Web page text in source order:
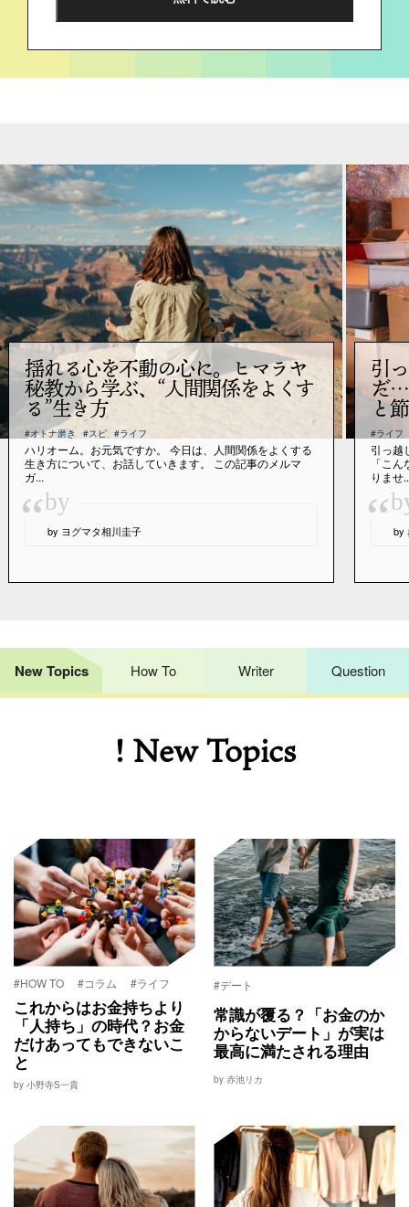
揺れる心を不動の心に。ヒマラヤ
秘教から学ぶ、“人間関係をよくす
る”生き方
#オトナ磨き #スピ #ライフ
ハリオーム。お元気ですか。 今日は、人間関係をよくする
生き方について、お話していきます。 この記事のメルマ
ガ...
“by
by ヨグマタ相川圭子
引
だ…
と
#ライフ
引っ越
「こ
りませ
“ by
New Topics How To Writer Question
! New Topics
#HOW TO #コラム #ライフ
これからはお金持ちより
「人持ち」の時代？お金
だけあってもできないこ
と
by 小野寺S一貴
#デート
常識が覆る？「お金のか
からないデート」が実は
最高に満たされる理由
by 赤池リカ